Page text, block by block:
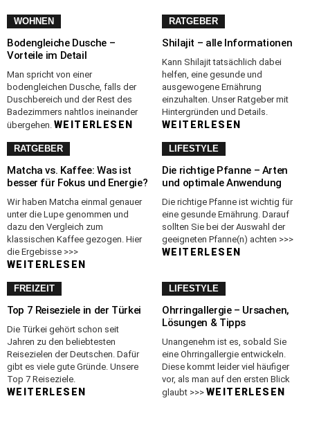
WOHNEN
Bodengleiche Dusche –
Vorteile im Detail
Man spricht von einer
bodengleichen Dusche, falls der
Duschbereich und der Rest des
Badezimmers nahtlos ineinander
übergehen. WEITERLESEN
RATGEBER
Shilajit – alle Informationen
Kann Shilajit tatsächlich dabei
helfen, eine gesunde und
ausgewogene Ernährung
einzuhalten. Unser Ratgeber mit
Hintergründen und Details.
WEITERLESEN
RATGEBER
Matcha vs. Kaffee: Was ist
besser für Fokus und Energie?
Wir haben Matcha einmal genauer
unter die Lupe genommen und
dazu den Vergleich zum
klassischen Kaffee gezogen. Hier
die Ergebisse >>>
WEITERLESEN
LIFESTYLE
Die richtige Pfanne – Arten
und optimale Anwendung
Die richtige Pfanne ist wichtig für
eine gesunde Ernährung. Darauf
sollten Sie bei der Auswahl der
geeigneten Pfanne(n) achten >>>
WEITERLESEN
FREIZEIT
Top 7 Reiseziele in der Türkei
Die Türkei gehört schon seit
Jahren zu den beliebtesten
Reisezielen der Deutschen. Dafür
gibt es viele gute Gründe. Unsere
Top 7 Reiseziele.
WEITERLESEN
LIFESTYLE
Ohrringallergie – Ursachen,
Lösungen & Tipps
Unangenehm ist es, sobald Sie
eine Ohrringallergie entwickeln.
Diese kommt leider viel häufiger
vor, als man auf den ersten Blick
glaubt >>> WEITERLESEN